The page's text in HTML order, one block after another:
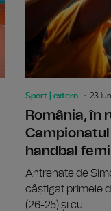
Sport | extern 23
România, în
handbal
Antrenate de
câștigat primele
(26-25) și cu...